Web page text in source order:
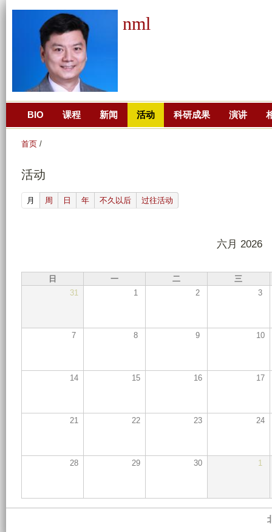
主
nml
BIO 课程 新闻 活动 科研成果 演讲
首页 /
活动
月 (active tab)
周 日 年 不久以后 过往活动
六月 2026
日 一 二
三
31
1 2 3
7 8 9 10
14 15 16 17
21 22 23 24
28 29 30 1